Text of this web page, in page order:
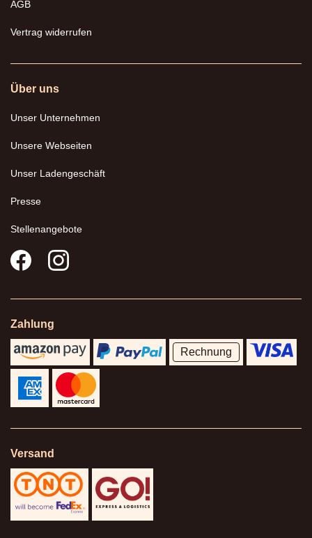
AGB
Vertrag widerrufen
Über uns
Unser Unternehmen
Unsere Webseiten
Unser Ladengeschäft
Presse
Stellenangebote
Zahlung
Rechnung
Versand